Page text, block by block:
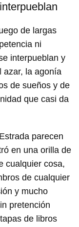
de largas
ni
interpueblan y
azar, la agonía
de sueños y de
que casi da
parecen
en una orilla de
cualquier cosa,
de cualquier
y mucho
pretención
de libros